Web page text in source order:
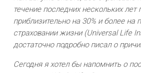
течение последних нескольких
приблизительно на 30% и более на
страховании жизни (Universal Life
достаточно подробно писал о
Сегодня я хотел бы напомнить о